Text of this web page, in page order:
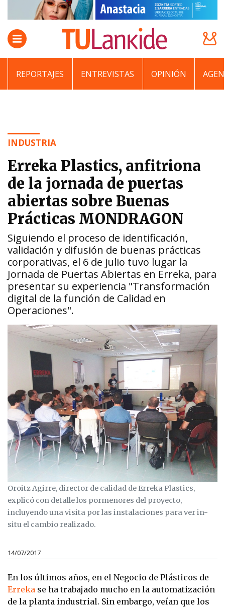
REPORTAJES ENTREVISTAS OPINIÓN
INDUSTRIA
Erreka Plastics, anfitriona
de la jornada de puertas
abiertas sobre Buenas
Prácticas MONDRAGON
Siguiendo el proceso de identificación,
validación y difusión de buenas prácticas
corporativas, el 6 de julio tuvo lugar la
Jornada de Puertas Abiertas en Erreka, para
presentar su experiencia "Transformación
digital de la función de Calidad en
Operaciones".
Oroitz Agirre, director de calidad de Erreka Plastics,
explicó con detalle los pormenores del proyecto,
incluyendo una visita por las instalaciones para ver in-
situ el cambio realizado.
14/07/2017
En los últimos años, en el Negocio de Plásticos de
Erreka se ha trabajado mucho en la automatización
de la planta industrial. Sin embargo, veían que los